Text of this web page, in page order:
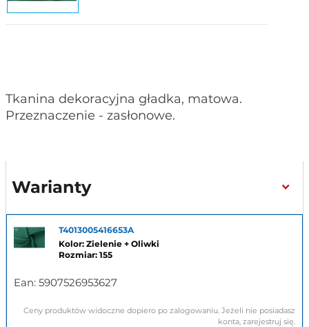
Tkanina dekoracyjna gładka, matowa.
Przeznaczenie - zasłonowe.
Warianty
T4013005416653A
Kolor: Zielenie + Oliwki
Rozmiar: 155
Ean: 5907526953627
Ceny produktów widoczne dopiero po zalogowaniu. Jeżeli nie posiadasz
konta, zarejestruj się.